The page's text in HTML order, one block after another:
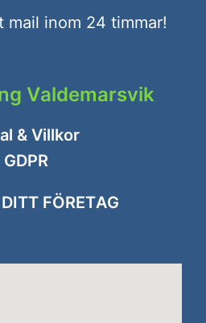
mail inom 24 timmar!
Valdemarsvik
& Villkor
GDPR
FÖRETAG